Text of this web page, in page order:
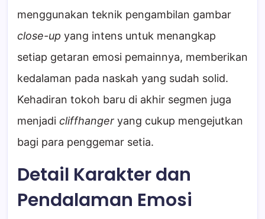
menggunakan teknik pengambilan gambar
close-up yang intens untuk menangkap
setiap getaran emosi pemainnya, memberikan
kedalaman pada naskah yang sudah solid.
Kehadiran tokoh baru di akhir segmen juga
menjadi cliffhanger yang cukup mengejutkan
bagi para penggemar setia.
Detail Karakter dan
Pendalaman Emosi